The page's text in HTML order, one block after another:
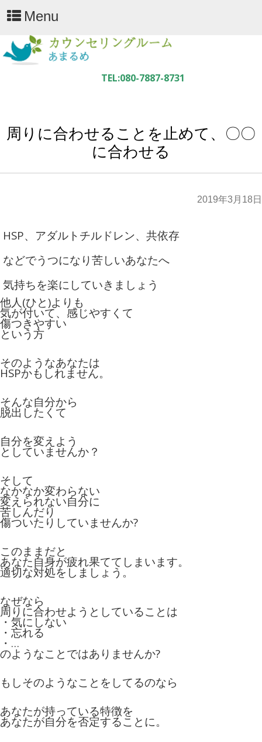
Menu
周りに合わせることを止めて、〇〇
に合わせる
2019年3月18日
HSP、アダルトチルドレン、共依存
などでうつになり苦しいあなたへ
気持ちを楽にしていきましょう
他人(ひと)よりも
気が付いて、感じやすくて
傷つきやすい
という方
そのようなあなたは
HSPかもしれません。
そんな自分から
脱出したくて
自分を変えよう
としていませんか？
そして
なかなか変わらない
変えられない自分に
苦しんだり
傷ついたりしていませんか?
このままだと
あなた自身が疲れ果ててしまいます。
適切な対処をしましょう。
なぜなら
周りに合わせようとしていることは
・気にしない
・忘れる
・…
のようなことではありませんか?
もしそのようなことをしてるのなら
あなたが持っている特徴を
あなたが自分を否定することに。